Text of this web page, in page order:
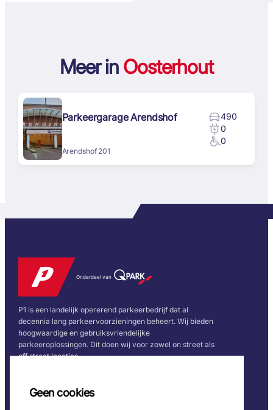
Geen cookies
Meer in Oosterhout
Parkeergarage Arendshof
Arendshof 201
490
0
0
Onderdeel van
P1 is een landelijk opererend parkeerbedrijf dat al
decennia lang parkeervoorzieningen beheert. Wij bieden
hoogwaardige en gebruiksvriendelijke
parkeeroplossingen. Dit doen wij voor zowel on street als
off street locaties.
Snel naar